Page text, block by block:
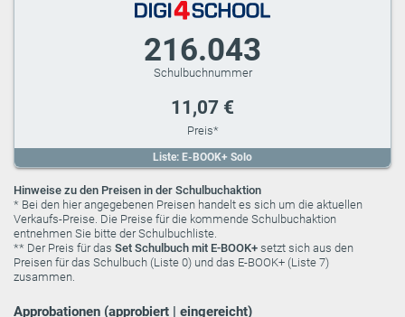
Liste: E-BOOK+ Solo
216.043
11,07 €
Hinweise zu den Preisen in der Schulbuchaktion
* Bei den hier angegebenen Preisen handelt es sich um die aktuellen
Verkaufs-Preise. Die Preise für die kommende Schulbuchaktion
entnehmen Sie bitte der Schulbuchliste.
** Der Preis für das Set Schulbuch mit E-BOOK+ setzt sich aus den
Preisen für das Schulbuch (Liste 0) und das E-BOOK+ (Liste 7)
zusammen.
Approbationen (approbiert | eingereicht)